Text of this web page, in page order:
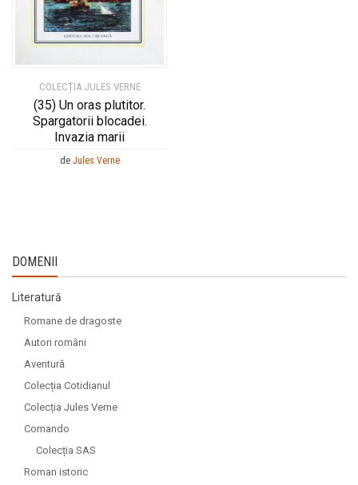
COLECȚIA JULES VERNE
(35) Un oras plutitor.
Spargatorii blocadei.
Invazia marii
de Jules Verne
DOMENII
Literatură
Romane de dragoste
Autori români
Aventură
Colecția Cotidianul
Colecția Jules Verne
Comando
Colecția SAS
Roman istoric